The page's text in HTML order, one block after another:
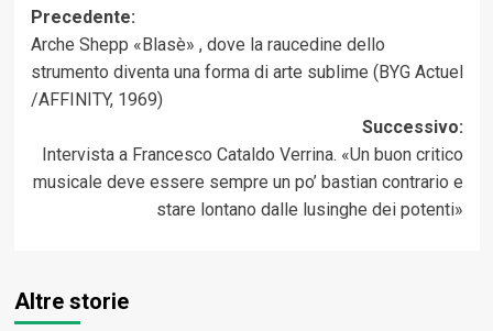
Navigazione
articolo
Precedente:
Arche Shepp «Blasè» , dove la raucedine dello
strumento diventa una forma di arte sublime (BYG Actuel
/AFFINITY, 1969)
Successivo:
Intervista a Francesco Cataldo Verrina. «Un buon critico
musicale deve essere sempre un po’ bastian contrario e
stare lontano dalle lusinghe dei potenti»
Altre storie